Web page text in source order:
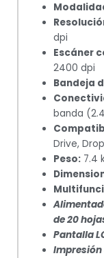
dpi
Escáner
2400 dpi
Bandeja
banda
Drive,
Peso: 7.4
de 20
Pantalla